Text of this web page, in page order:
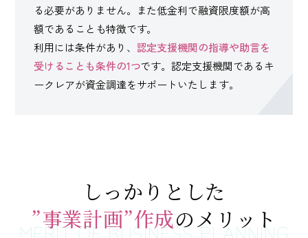
る必要がありません。また低金利で融資限度額が高
額であることも特徴です。
利用には条件があり、 認定支援機関の指導や助言を
受けることも条件の1つです。認定支援機関であるキ
ークレアが資金調達をサポートいたします。
しっかりとした
”事業計画”作成のメリット